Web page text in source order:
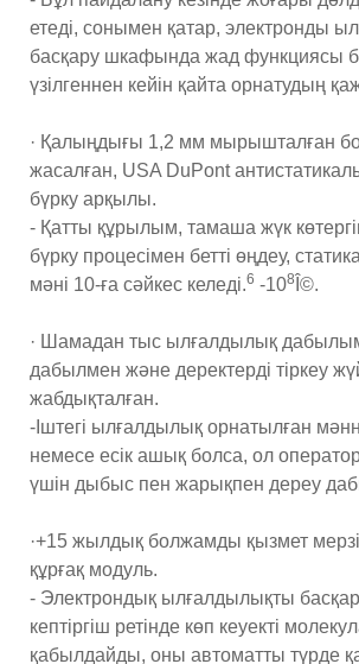
етеді, сонымен қатар, электронды
басқару шкафында жад функциясы
үзілгеннен кейін қайта орнатудың
· Қалыңдығы 1,2 мм мырышталған
жасалған, USA DuPont
бүрку арқылы.
- Қатты құрылым, тамаша жүк
бүрку процесімен бетті өңдеу,
мәні 10-ға сәйкес келеді.6 -108 Î©.
· Шамадан тыс ылғалдылық
дабылмен және деректерді тіркеу
жабдықталған.
-Іштегі ылғалдылық орнатылған
немесе есік ашық болса, ол
үшін дыбыс пен жарықпен дереу
·+15 жылдық болжамды қызмет
құрғақ модуль.
- Электрондық ылғалдылықты
кептіргіш ретінде көп кеуекті
қабылдайды, оны автоматты түрде